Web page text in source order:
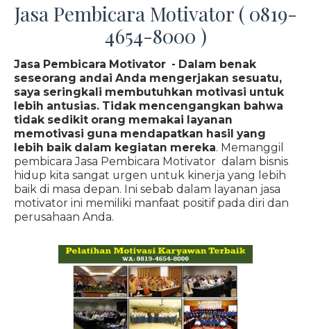
Jasa Pembicara Motivator ( 0819-
4654-8000 )
Jasa Pembicara Motivator - Dalam benak
seseorang andai Anda mengerjakan sesuatu,
saya seringkali membutuhkan motivasi untuk
lebih antusias. Tidak mencengangkan bahwa
tidak sedikit orang memakai layanan
memotivasi guna mendapatkan hasil yang
lebih baik dalam kegiatan mereka. Memanggil
pembicara Jasa Pembicara Motivator dalam bisnis
hidup kita sangat urgen untuk kinerja yang lebih
baik di masa depan. Ini sebab dalam layanan jasa
motivator ini memiliki manfaat positif pada diri dan
perusahaan Anda.